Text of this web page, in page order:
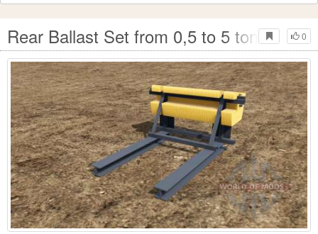
0
Rear Ballast Set from 0,5 to 5 tons para